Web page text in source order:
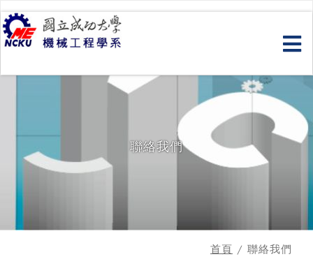
跳
到
主
要
容
聯絡我們
首頁 / 聯絡我們